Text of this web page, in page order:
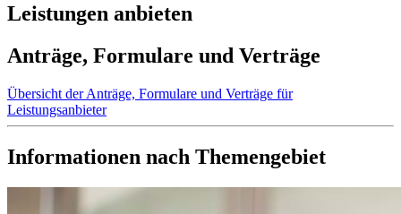
Leistungen anbieten
Anträge, Formulare und Verträge
Übersicht der Anträge, Formulare und Verträge für
Leistungsanbieter
Informationen nach Themengebiet